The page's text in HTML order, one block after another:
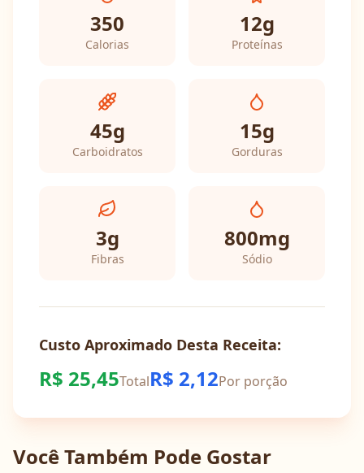
350
Calorias
12g
Proteínas
45g
Carboidratos
15g
Gorduras
3g
Fibras
800mg
Sódio
Custo Aproximado Desta Receita:
R$ 25,45TotalR$ 2,12Por porção
Você Também Pode Gostar